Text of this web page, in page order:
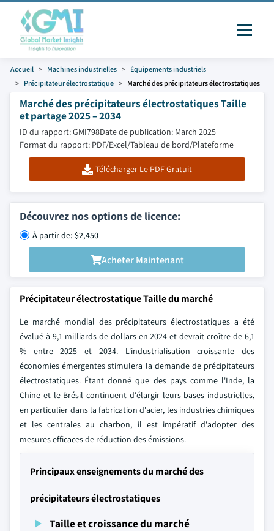
Accueil Machines industrielles
Équipements industriels
Précipitateur électrostatique
Marché des précipitateurs électrostatiques
Marché des précipitateurs électrostatiques Taille
et partage 2025 – 2034
ID du rapport: GMI798Date de publication: March 2025
Format du rapport: PDF/Excel/Tableau de bord/Plateforme
Télécharger Le PDF Gratuit
Découvrez nos options de licence:
À partir de: $2,450
Acheter Maintenant
Précipitateur électrostatique Taille du marché
Le marché mondial des précipitateurs électrostatiques a été
évalué à 9,1 milliards de dollars en 2024 et devrait croître de 6,1
% entre 2025 et 2034. L'industrialisation croissante des
économies émergentes stimulera la demande de précipitateurs
électrostatiques. Étant donné que des pays comme l'Inde, la
Chine et le Brésil continuent d'élargir leurs bases industrielles,
en particulier dans la fabrication d'acier, les industries chimiques
et les centrales au charbon, il est impératif d'adopter des
mesures efficaces de réduction des émissions.
Principaux enseignements du marché des
précipitateurs électrostatiques
Taille et croissance du marché